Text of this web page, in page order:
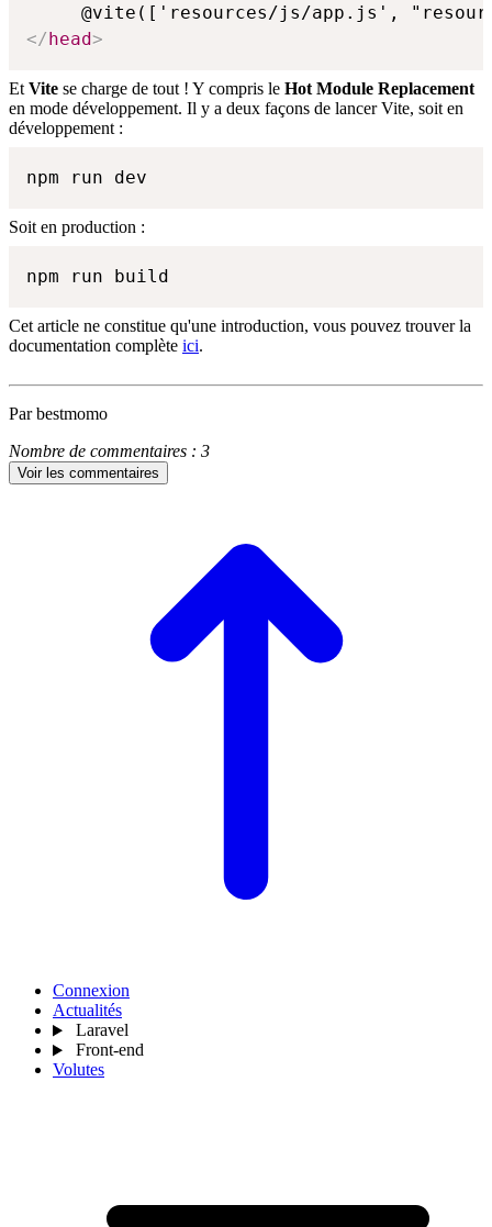
</ head>
EtVite se charge de tout ! Y compris le Hot Module Replacement
en mode développement. Il y a deux façons de lancer Vite, soit en
développement :
npm run dev
Soit en production :
npm run build
Cet article ne constitue qu'une introduction, vous pouvez trouver la
documentation complète ici.
Par bestmomo
Nombre de commentaires : 3
Voir les commentaires
Connexion
Actualités
Laravel
Front-end
Volutes